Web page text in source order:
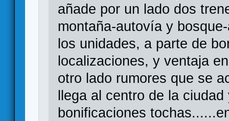
añade por un lado dos
montaña-autovía y
los unidades, a parte de
localizaciones, y ventaja
otro lado rumores que se
llega al centro de la
bonificaciones